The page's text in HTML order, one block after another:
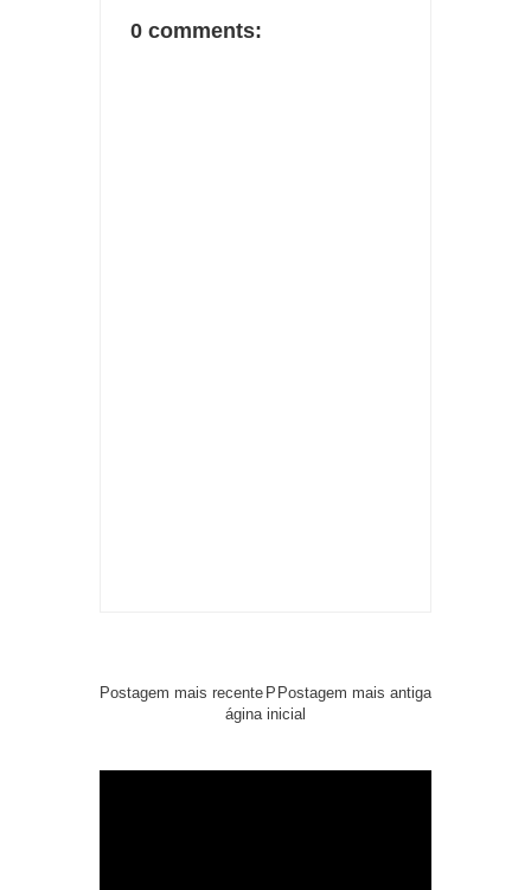
0 comments:
Postagem mais recente Postagem mais antiga
P
ágina inicial